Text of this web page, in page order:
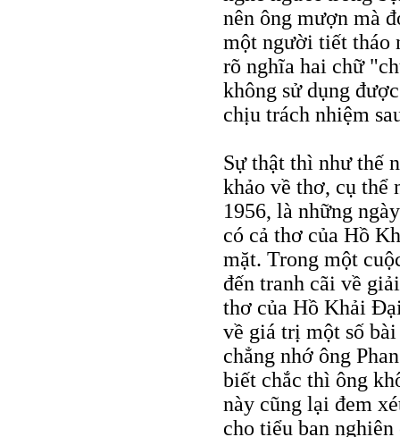
nên ông mượn mà
một người tiết tháo
rõ nghĩa hai chữ
không sử dụng
chịu trách nhiệm
Sự thật thì như thế
khảo về thơ, cụ thể
1956, là những
có cả thơ của Hồ
mặt. Trong một
đến tranh cãi về
thơ của Hồ Khải
về giá trị một số
chẳng nhớ ông
biết chắc thì ông
này cũng lại đem
cho tiểu ban